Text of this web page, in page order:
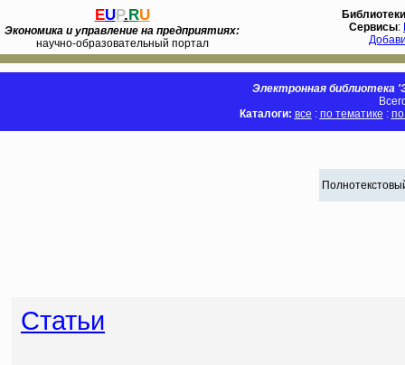
EUP.RU
Экономика и управление на предприятиях:
научно-образовательный портал
Библиотеки
Сервисы:
Электронная библиотека
Каталоги: все : по тематике :
Статьи